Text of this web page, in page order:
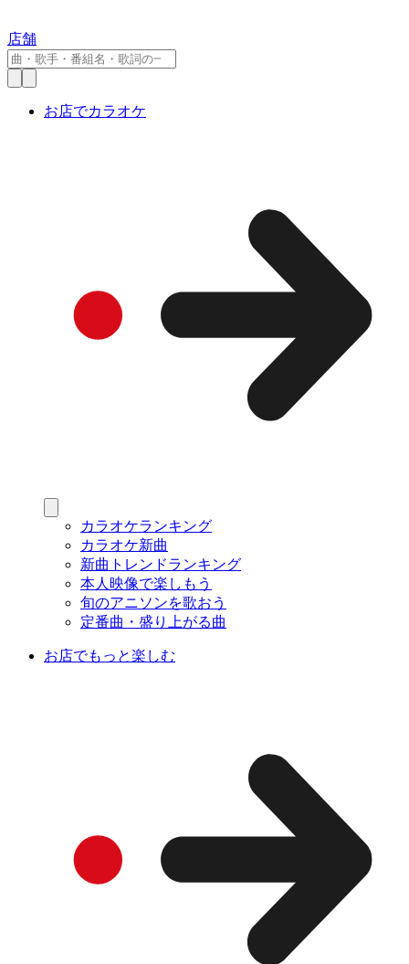
店舗
お店でカラオケ
カラオケランキング
カラオケ新曲
新曲トレンドランキング
本人映像で楽しもう
旬のアニソンを歌おう
定番曲・盛り上がる曲
お店でもっと楽しむ